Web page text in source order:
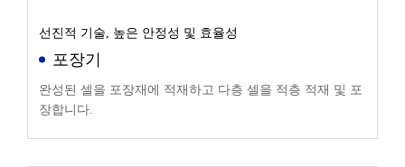
선진적 기술, 높은 안정성 및 효율성
포장기
완성된 셀을 포장재에 적재하고 다층 셀을 적층 적재 및 포
장합니다.